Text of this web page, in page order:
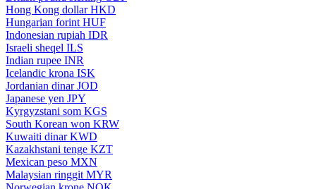
Hong Kong dollar HKD
Hungarian forint HUF
Indonesian rupiah IDR
Israeli sheqel ILS
Indian rupee INR
Icelandic krona ISK
Jordanian dinar JOD
Japanese yen JPY
Kyrgyzstani som KGS
South Korean won KRW
Kuwaiti dinar KWD
Kazakhstani tenge KZT
Mexican peso MXN
Malaysian ringgit MYR